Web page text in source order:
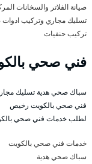
صيانة الفلاتر والسخانات
تسليك مجاري وتركيب
تركيب حنفيات
فني صحي
سباك صحي هدية تسليك
فني صحي بالكويت رخيص
لطلب خدمات فني صحي
خدمات فني صحي بالكويت
سباك صحي هدية